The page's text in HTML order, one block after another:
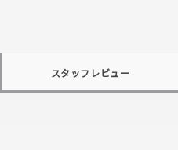
スタッフレビュー